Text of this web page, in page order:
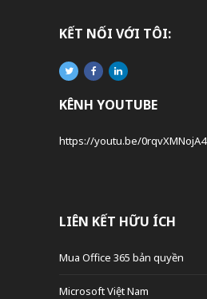
KẾT NỐI VỚI TÔI:
KÊNH YOUTUBE
https://youtu.be/0rqvXMNojA4
LIÊN KẾT HỮU ÍCH
Mua Office 365 bản quyền
Microsoft Việt Nam